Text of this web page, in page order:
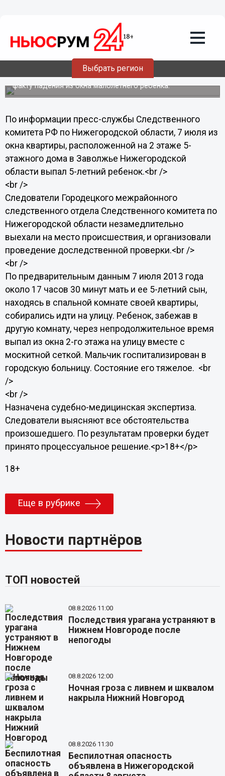
Выбрать регион
Пятилетний мальчик выпал из окна
вместе с москитной сеткой в
Нижегородской области
В Заволжье проводится доследственная проверка по
факту падения из окна малолетнего ребенка.
По информации пресс-службы Следственного
комитета РФ по Нижегородской области, 7 июля из
окна квартиры, расположенной на 2 этаже 5-
этажного дома в Заволжье Нижегородской
области выпал 5-летний ребенок.<br />
<br />
Следователи Городецкого межрайонного
следственного отдела Следственного комитета по
Нижегородской области незамедлительно
выехали на место происшествия, и организовали
проведение доследственной проверки.<br />
<br />
По предварительным данным 7 июля 2013 года
около 17 часов 30 минут мать и ее 5-летний сын,
находясь в спальной комнате своей квартиры,
собирались идти на улицу. Ребенок, забежав в
другую комнату, через непродолжительное время
выпал из окна 2-го этажа на улицу вместе с
москитной сеткой. Мальчик госпитализирован в
городскую больницу. Состояние его тяжелое. <br
/>
<br />
Назначена судебно-медицинская экспертиза.
Следователи выясняют все обстоятельства
произошедшего. По результатам проверки будет
принято процессуальное решение.<p>18+</p>
18+
Еще в рубрике
Новости партнёров
ТОП новостей
08.8.2026 11:00
Последствия урагана устраняют в
Нижнем Новгороде после
непогоды
08.8.2026 12:00
Ночная гроза с ливнем и шквалом
накрыла Нижний Новгород
08.8.2026 11:30
Беспилотная опасность
объявлена в Нижегородской